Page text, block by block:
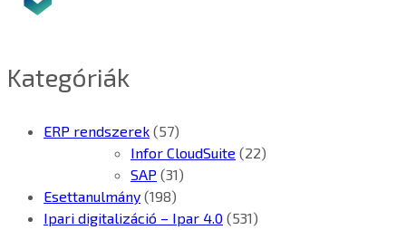
Kategóriák
ERP rendszerek (57)
Infor CloudSuite (22)
SAP (31)
Esettanulmány (198)
Ipari digitalizáció – Ipar 4.0 (531)